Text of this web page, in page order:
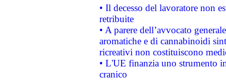
• Il decesso del lavoratore non
retribuite
• A parere dell’avvocato
aromatiche e di cannabinoidi
ricreativi non costituiscono
• L'UE finanzia uno strumento
cranico